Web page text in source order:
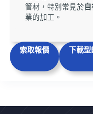
管材，特別常見於
業的加工。
索取報價 下載型